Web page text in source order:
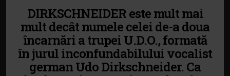
DIRKSCHNEIDER este mult mai
mult decât numele celei de-a doua
încarnări a trupei U.D.O., formată
în jurul inconfundabilului vocalist
german Udo Dirkschneider. Ca